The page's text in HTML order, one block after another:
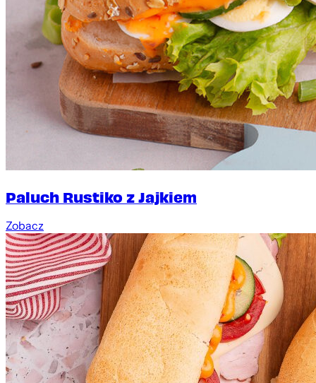
Paluch Rustiko z Jajkiem
Zobacz